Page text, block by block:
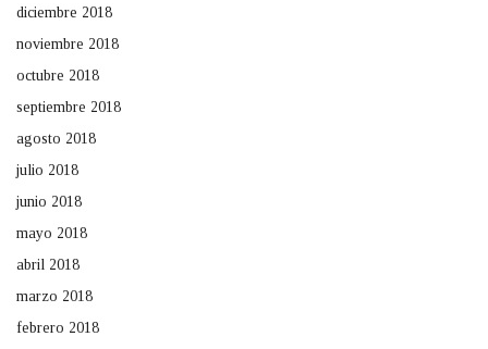
diciembre 2018
noviembre 2018
octubre 2018
septiembre 2018
agosto 2018
julio 2018
junio 2018
mayo 2018
abril 2018
marzo 2018
febrero 2018